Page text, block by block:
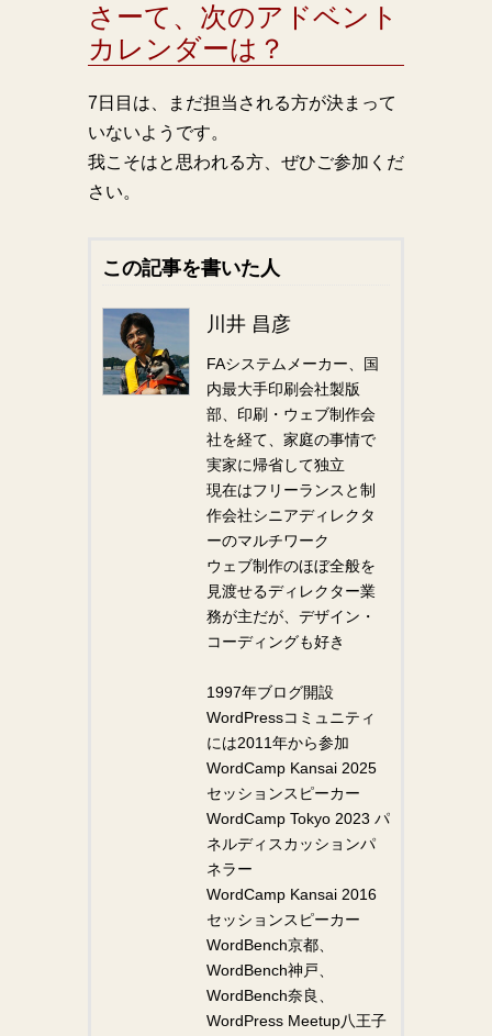
さーて、次のアドベント
カレンダーは？
7日目は、まだ担当される方が決まって
いないようです。
我こそはと思われる方、ぜひご参加くだ
さい。
この記事を書いた人
川井 昌彦
FAシステムメーカー、国
内最大手印刷会社製版
部、印刷・ウェブ制作会
社を経て、家庭の事情で
実家に帰省して独立
現在はフリーランスと制
作会社シニアディレクタ
ーのマルチワーク
ウェブ制作のほぼ全般を
見渡せるディレクター業
務が主だが、デザイン・
コーディングも好き
1997年ブログ開設
WordPressコミュニティ
には2011年から参加
WordCamp Kansai 2025
セッションスピーカー
WordCamp Tokyo 2023 パ
ネルディスカッションパ
ネラー
WordCamp Kansai 2016
セッションスピーカー
WordBench京都、
WordBench神戸、
WordBench奈良、
WordPress Meetup八王子